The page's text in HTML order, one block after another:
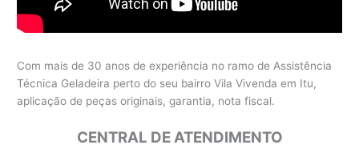
Com mais de 30 anos de experiência no ramo de Assistência
Técnica Geladeira perto do seu bairro Vila Vivenda em Itu,
aplicação de peças originais, garantia, nota fiscal.
CENTRAL DE ATENDIMENTO